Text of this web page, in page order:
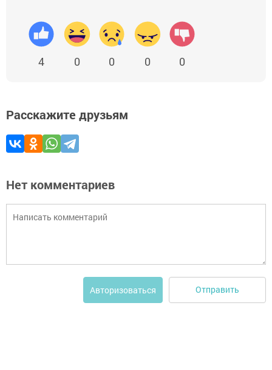
4 0 0 0 0
Расскажите друзьям
Нет комментариев
Авторизоваться Отправить